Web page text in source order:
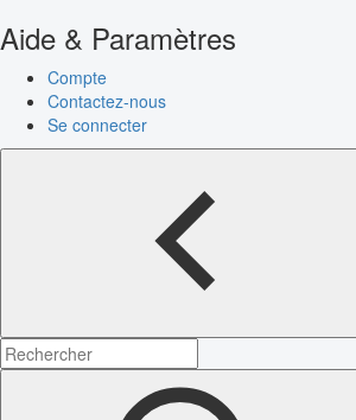
Aide & Paramètres
Compte
Contactez-nous
Se connecter